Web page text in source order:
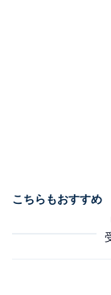
こちらもおすすめ